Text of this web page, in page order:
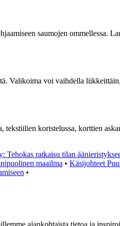
saumojen ommellessa.
Valikoima voi vaihdella
koristelussa, korttien
Tehokas ratkaisu tilan
maailma • Käsijohteet
•